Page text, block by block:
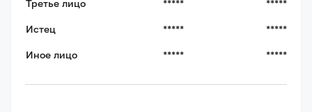
Третье лицо ***** *****
Истец ***** *****
Иное лицо ***** *****